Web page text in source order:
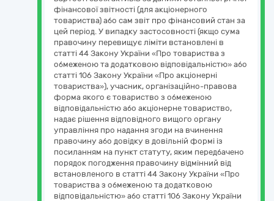
фінансової звітності (для акціонерного
товариства) або сам звіт про фінансовий стан за
цей період. У випадку застосовності (якщо сума
правочину перевищує ліміти встановлені в
статті 44 Закону України «Про товариства з
обмеженою та додатковою відповідальністю» або
статті 106 Закону України «Про акціонерні
товариства»), учасник, організаційно-правова
форма якого є товариство з обмеженою
відповідальністю або акціонерне товариство,
надає рішення відповідного вищого органу
управління про надання згоди на вчинення
правочину або довідку в довільній формі із
посиланням на пункт статуту, яким передбачено
порядок погодження правочину відмінний від
встановленого в статті 44 Закону України «Про
товариства з обмеженою та додатковою
відповідальністю» або статті 106 Закону України